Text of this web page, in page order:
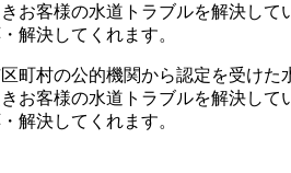
お客様の水道トラブルを解決し
解決してくれます。
町村の公的機関から認定を受け
お客様の水道トラブルを解決し
解決してくれます。